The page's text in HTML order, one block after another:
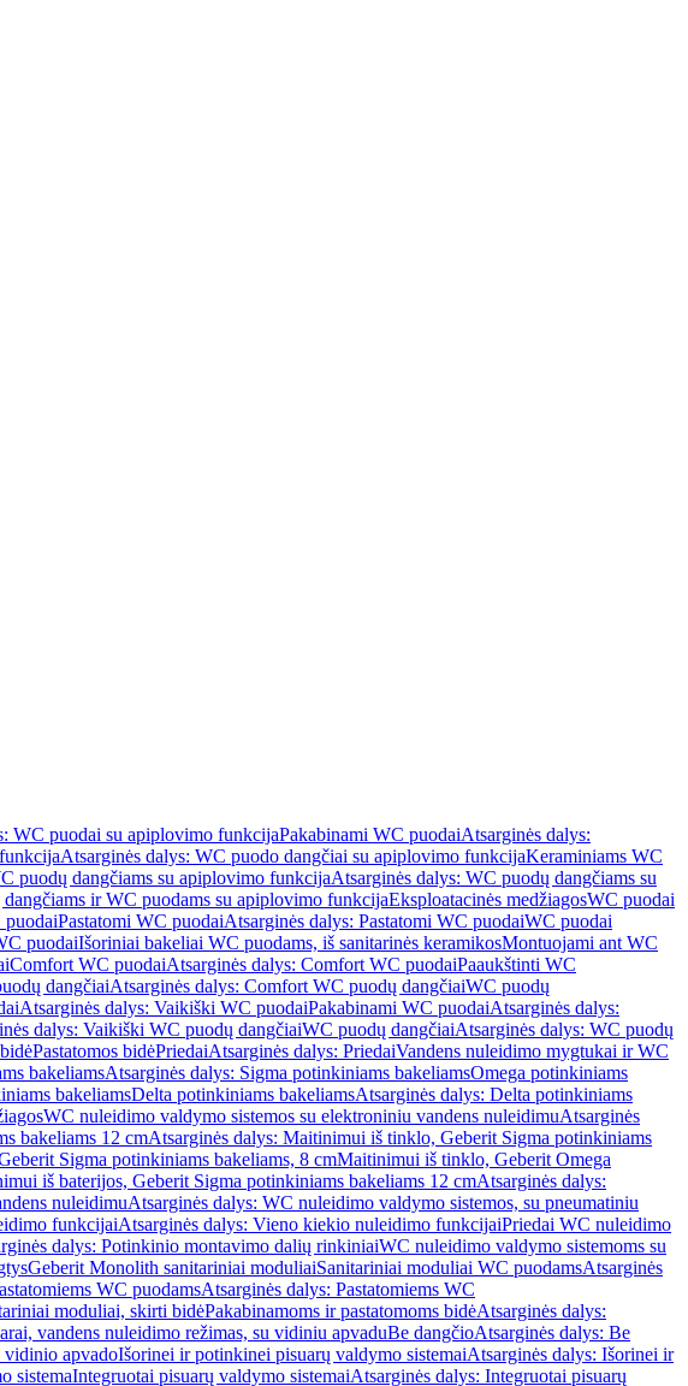
WC puodai su apiplovimo funkcijaPakabinami WC puodaiAtsarginės dalys:
Atsarginės dalys: WC puodo dangčiai su apiplovimo funkcijaKeraminiams WC
puodų dangčiams su apiplovimo funkcijaAtsarginės dalys: WC puodų dangčiams su
ir WC puodams su apiplovimo funkcijaEksploatacinės medžiagosWC puodai
puodaiPastatomi WC puodaiAtsarginės dalys: Pastatomi WC puodaiWC puodai
puodaiIšoriniai bakeliai WC puodams, iš sanitarinės keramikosMontuojami ant WC
Comfort WC puodaiAtsarginės dalys: Comfort WC puodaiPaaukštinti WC
dangčiaiAtsarginės dalys: Comfort WC puodų dangčiaiWC puodų
Atsarginės dalys: Vaikiški WC puodaiPakabinami WC puodaiAtsarginės dalys:
dalys: Vaikiški WC puodų dangčiaiWC puodų dangčiaiAtsarginės dalys: WC puodų
Pastatomos bidėPriedaiAtsarginės dalys: PriedaiVandens nuleidimo mygtukai ir WC
bakeliamsAtsarginės dalys: Sigma potinkiniams bakeliamsOmega potinkiniams
bakeliamsDelta potinkiniams bakeliamsAtsarginės dalys: Delta potinkiniams
WC nuleidimo valdymo sistemos su elektroniniu vandens nuleidimuAtsarginės
bakeliams 12 cmAtsarginės dalys: Maitinimui iš tinklo, Geberit Sigma potinkiniams
Sigma potinkiniams bakeliams, 8 cmMaitinimui iš tinklo, Geberit Omega
iš baterijos, Geberit Sigma potinkiniams bakeliams 12 cmAtsarginės dalys:
nuleidimuAtsarginės dalys: WC nuleidimo valdymo sistemos, su pneumatiniu
funkcijaiAtsarginės dalys: Vieno kiekio nuleidimo funkcijaiPriedai WC nuleidimo
dalys: Potinkinio montavimo dalių rinkiniaiWC nuleidimo valdymo sistemoms su
Geberit Monolith sanitariniai moduliaiSanitariniai moduliai WC puodamsAtsarginės
WC puodamsAtsarginės dalys: Pastatomiems WC
moduliai, skirti bidėPakabinamoms ir pastatomoms bidėAtsarginės dalys:
vandens nuleidimo režimas, su vidiniu apvaduBe dangčioAtsarginės dalys: Be
vidinio apvadoIšorinei ir potinkinei pisuarų valdymo sistemaiAtsarginės dalys: Išorinei ir
sistemaIntegruotai pisuarų valdymo sistemaiAtsarginės dalys: Integruotai pisuarų